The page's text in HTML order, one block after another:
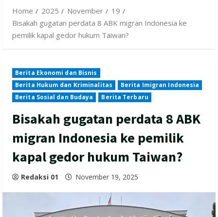
Home 2025 November
19
Bisakah gugatan perdata 8 ABK migran Indonesia ke
pemilik kapal gedor hukum Taiwan?
Berita Ekonomi dan Bisnis
Berita Hukum dan Kriminalitas
Berita Imigran Indonesia
Berita Sosial dan Budaya
Berita Terbaru
Bisakah gugatan perdata 8 ABK
migran Indonesia ke pemilik
kapal gedor hukum Taiwan?
Redaksi 01 November 19, 2025